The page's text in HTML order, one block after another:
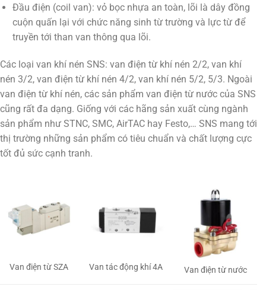
Đầu điện (coil van): vỏ bọc nhựa an toàn, lõi là dây đồng
cuộn quấn lại với chức năng sinh từ trường và lực từ để
truyền tới than van thông qua lõi.
Các loại van khí nén SNS: van điện từ khí nén 2/2, van khí
nén 3/2, van điện từ khí nén 4/2, van khí nén 5/2, 5/3. Ngoài
van điện từ khí nén, các sản phẩm van điện từ nước của SNS
cũng rất đa dạng. Giống với các hãng sản xuất cùng ngành
sản phẩm như STNC, SMC, AirTAC hay Festo,… SNS mang tới
thị trường những sản phẩm có tiêu chuẩn và chất lượng cực
tốt đủ sức cạnh tranh.
Van điện từ SZA Van tác động khí 4A Van điện từ nước